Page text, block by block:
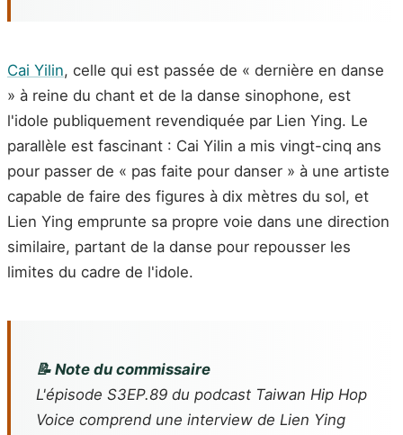
Cai Yilin, celle qui est passée de « dernière en danse
» à reine du chant et de la danse sinophone, est
l'idole publiquement revendiquée par Lien Ying. Le
parallèle est fascinant : Cai Yilin a mis vingt-cinq ans
pour passer de « pas faite pour danser » à une artiste
capable de faire des figures à dix mètres du sol, et
Lien Ying emprunte sa propre voie dans une direction
similaire, partant de la danse pour repousser les
limites du cadre de l'idole.
📝 Note du commissaire
L'épisode S3EP.89 du podcast Taiwan Hip Hop
Voice comprend une interview de Lien Ying